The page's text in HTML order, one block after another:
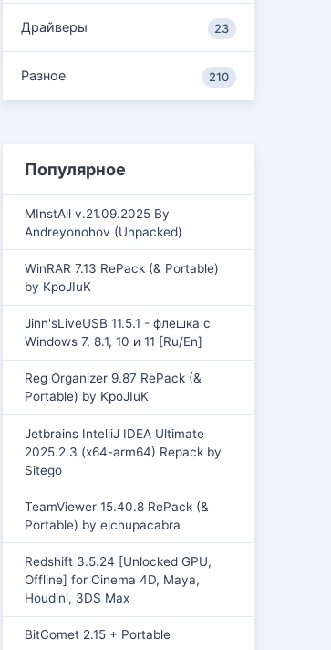
Драйверы 23
Разное 210
Популярное
MInstAll v.21.09.2025 By
Andreyonohov (Unpacked)
WinRAR 7.13 RePack (& Portable)
by KpoJIuK
Jinn'sLiveUSB 11.5.1 - флешка с
Windows 7, 8.1, 10 и 11 [Ru/En]
Reg Organizer 9.87 RePack (&
Portable) by KpoJIuK
Jetbrains IntelliJ IDEA Ultimate
2025.2.3 (x64-arm64) Repack by
Sitego
TeamViewer 15.40.8 RePack (&
Portable) by elchupacabra
Redshift 3.5.24 [Unlocked GPU,
Offline] for Cinema 4D, Maya,
Houdini, 3DS Max
BitComet 2.15 + Portable